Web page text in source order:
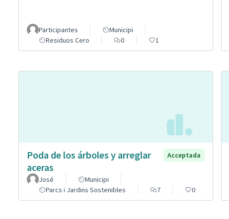
Participantes
Municipi
Residuos Cero
0 1
Poda de los árboles y arreglar
aceras
Acceptada
José
Municipi
Parcs i Jardins Sostenibles
7 0